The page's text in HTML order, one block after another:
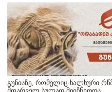
გუნიაზე, რომელიც ხალხური